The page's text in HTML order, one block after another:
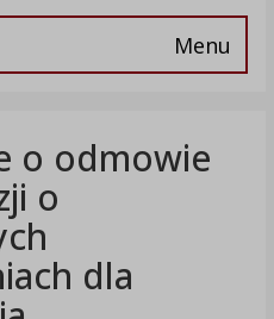
Menu
o odmowie
o
dla